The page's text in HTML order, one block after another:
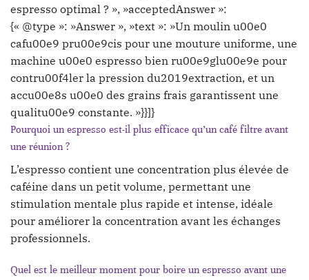
espresso optimal ? », »acceptedAnswer »:
{« @type »: »Answer », »text »: »Un moulin u00e0
cafu00e9 pru00e9cis pour une mouture uniforme, une
machine u00e0 espresso bien ru00e9glu00e9e pour
contru00f4ler la pression du2019extraction, et un
accu00e8s u00e0 des grains frais garantissent une
qualitu00e9 constante. »}}]}
Pourquoi un espresso est-il plus efficace qu’un café filtre avant
une réunion ?
L’espresso contient une concentration plus élevée de
caféine dans un petit volume, permettant une
stimulation mentale plus rapide et intense, idéale
pour améliorer la concentration avant les échanges
professionnels.
Quel est le meilleur moment pour boire un espresso avant une